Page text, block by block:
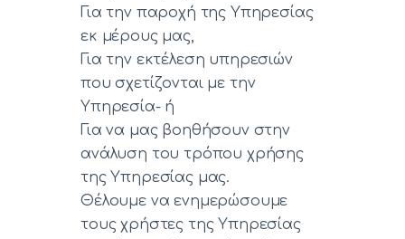
Για την παροχή της Υπηρεσίας
εκ μέρους μας,
Για την εκτέλεση υπηρεσιών
που σχετίζονται με την
Υπηρεσία- ή
Για να μας βοηθήσουν στην
ανάλυση του τρόπου χρήσης
της Υπηρεσίας μας.
Θέλουμε να ενημερώσουμε
τους χρήστες της Υπηρεσίας